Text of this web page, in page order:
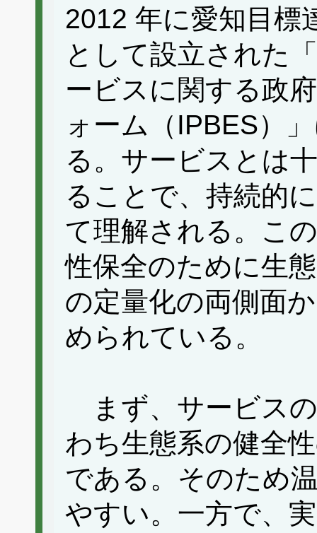
2012 年に愛知目標
として設立された
ービスに関する政
ォーム（IPBES）
る。サービスとは
ることで、持続的
て理解される。こ
性保全のために生
の定量化の両側面
められている。
まず、サービス
わち生態系の健全
である。そのため
やすい。一方で、